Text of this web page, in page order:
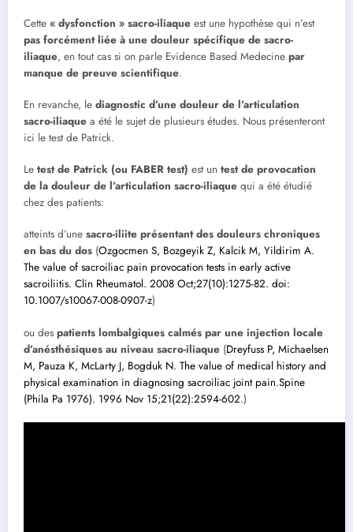
Cette « dysfonction » sacro-iliaque est une hypothèse qui n’est
pas forcément liée à une douleur spécifique de sacro-
iliaque, en tout cas si on parle Evidence Based Medecine par
manque de preuve scientifique.
En revanche, le diagnostic d’une douleur de l’articulation
sacro-iliaque a été le sujet de plusieurs études. Nous présenteront
ici le test de Patrick.
Le test de Patrick (ou FABER test) est un test de provocation
de la douleur de l’articulation sacro-iliaque qui a été étudié
chez des patients:
atteints d’une sacro-iliite présentant des douleurs chroniques
en bas du dos (Ozgocmen S, Bozgeyik Z, Kalcik M, Yildirim A.
The value of sacroiliac pain provocation tests in early active
sacroiliitis. Clin Rheumatol. 2008 Oct;27(10):1275-82. doi:
10.1007/s10067-008-0907-z)
ou des patients lombalgiques calmés par une injection locale
d’anésthésiques au niveau sacro-iliaque (Dreyfuss P, Michaelsen
M, Pauza K, McLarty J, Bogduk N. The value of medical history and
physical examination in diagnosing sacroiliac joint pain.Spine
(Phila Pa 1976). 1996 Nov 15;21(22):2594-602.)